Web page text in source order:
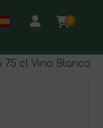
0
75 cl Vino Blanco